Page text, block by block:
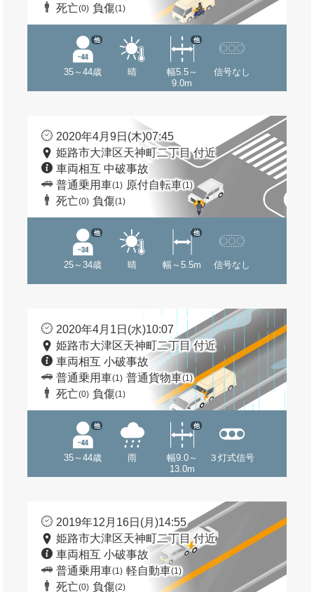
死亡(0) 負傷(1)
35～44歳
他
晴
幅5.5～
9.0m
他
信号なし
2020年4月9日(木)07:45
姫路市大津区天神町二丁目 付近
車両相互 中破事故
普通乗用車(1) 原付自転車(1)
死亡(0) 負傷(1)
25～34歳
他
晴 幅～5.5m
他
信号なし
2020年4月1日(水)10:07
姫路市大津区天神町二丁目 付近
車両相互 小破事故
普通乗用車(1) 普通貨物車(1)
死亡(0) 負傷(1)
35～44歳
他
雨
幅9.0～
13.0m
他
３灯式信号
2019年12月16日(月)14:55
姫路市大津区天神町二丁目 付近
車両相互 小破事故
普通乗用車(1) 軽自動車(1)
死亡(0) 負傷(2)